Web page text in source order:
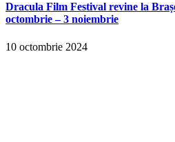
Dracula Film Festival revine la
octombrie – 3 noiembrie
10 octombrie 2024